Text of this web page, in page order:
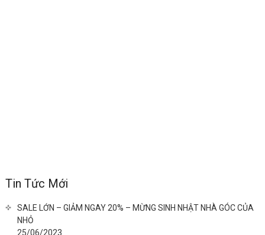
Tin Tức Mới
SALE LỚN – GIẢM NGAY 20% – MỪNG SINH NHẬT NHÀ GÓC CỦA
NHỎ
25/06/2023